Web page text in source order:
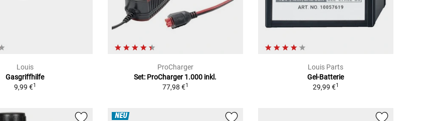
Louis
Gasgriffhilfe
9,99 €1
ProCharger
Set: ProCharger 1.000 inkl.
77,98 €1
Louis Parts
Gel-Batterie
29,99 €1
NEU